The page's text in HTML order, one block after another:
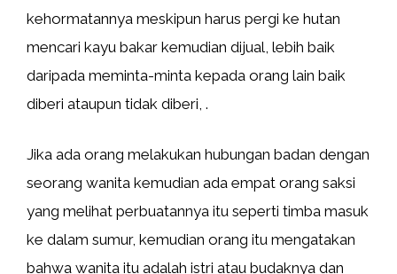
kehormatannya meskipun harus pergi ke hutan
mencari kayu bakar kemudian dijual, lebih baik
daripada meminta-minta kepada orang lain baik
diberi ataupun tidak diberi, .
Jika ada orang melakukan hubungan badan dengan
seorang wanita kemudian ada empat orang saksi
yang melihat perbuatannya itu seperti timba masuk
ke dalam sumur, kemudian orang itu mengatakan
bahwa wanita itu adalah istri atau budaknya dan